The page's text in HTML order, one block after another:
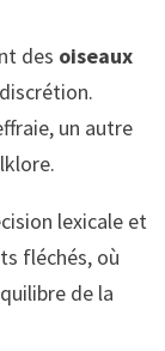
des oiseaux
un autre
lexicale et
fléchés, où
de la